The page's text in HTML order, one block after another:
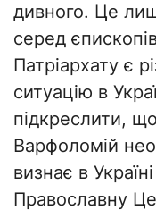
дивного. Це
серед
Патріархату є
ситуацію в
підкреслити,
Варфоломій
визнає в
Православну